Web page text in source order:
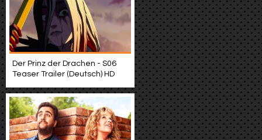
Der Prinz der Drachen - S06
Teaser Trailer (Deutsch) HD